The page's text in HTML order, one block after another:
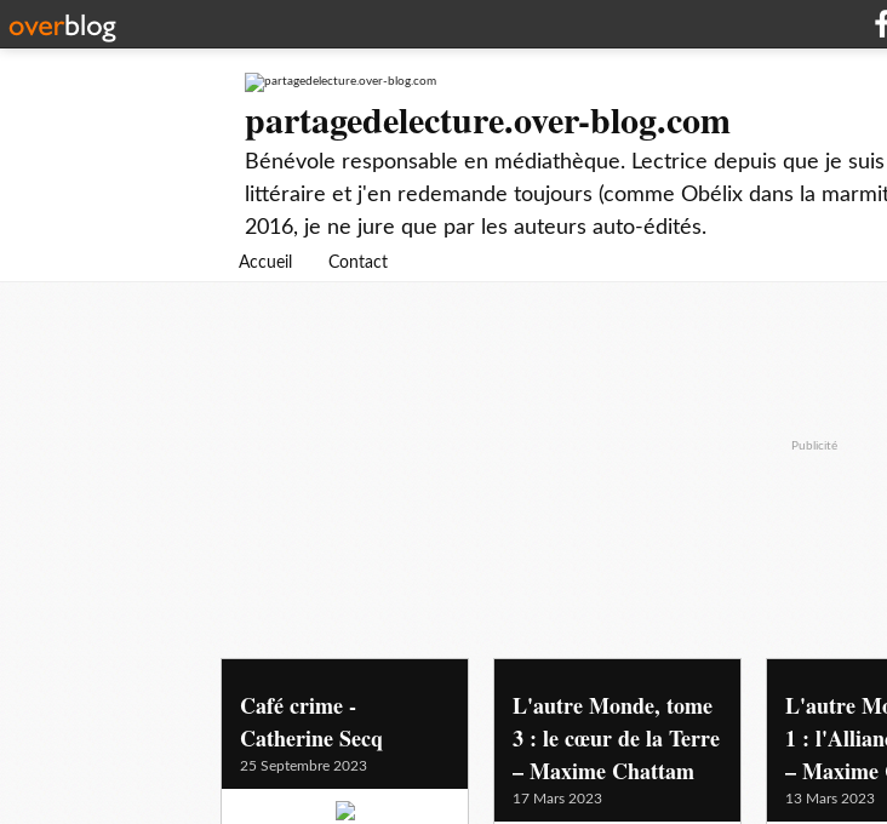
partagedelecture.over-blog.com
Bénévole responsable en médiathèque. Lectrice depuis que je
littéraire et j'en redemande toujours (comme Obélix dans la
2016, je ne jure que par les auteurs auto-édités.
Accueil Contact
Publicité
saga
Café crime -
Catherine Secq
25 Septembre 2023
L'autre Monde, tome
3 : le cœur de la Terre
– Maxime Chattam
17 Mars 2023
L'autre
1 :
– Maxime
13 Mars 2023